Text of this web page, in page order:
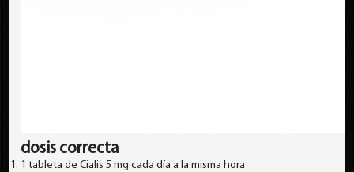
dosis correcta
1 tableta de Cialis 5 mg cada día a la misma hora